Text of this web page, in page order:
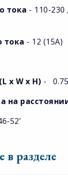
тока - 110-230
тока - 12 (15А)
х W x H) -
на
52’
разделе